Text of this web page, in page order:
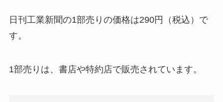
日刊工業新聞の1部売りの価格は290円（税込）で
す。
1部売りは、書店や特約店で販売されています。